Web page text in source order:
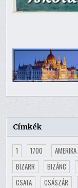
Címkék
1 1700 AMERIKA
BIZARR
BIZÁNC
CSATA
CSÁSZÁR